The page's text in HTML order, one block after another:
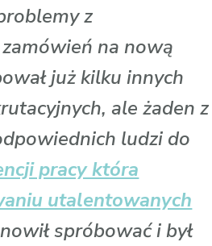
z
na nową
już kilku innych
ale żaden z
ludzi do
pracy która
utalentowanych
spróbować i był